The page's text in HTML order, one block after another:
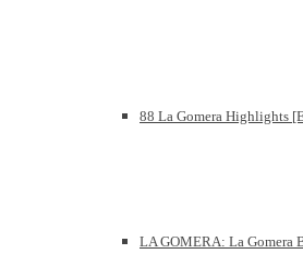
88 La Gomera Highlights
LA GOMERA: La Gomera